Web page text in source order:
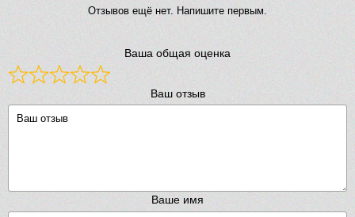
Отзывов ещё нет. Напишите первым.
Ваша общая оценка
Ваш отзыв
Ваше имя